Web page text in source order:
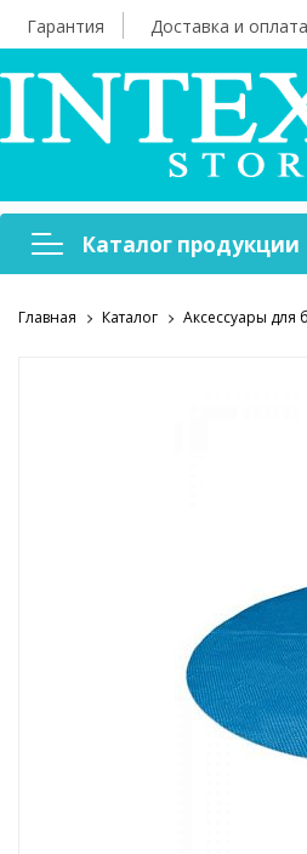
Гарантия Доставка и оплата
Каталог продукции
Надувная мебель
Главная Каталог Аксессуары для